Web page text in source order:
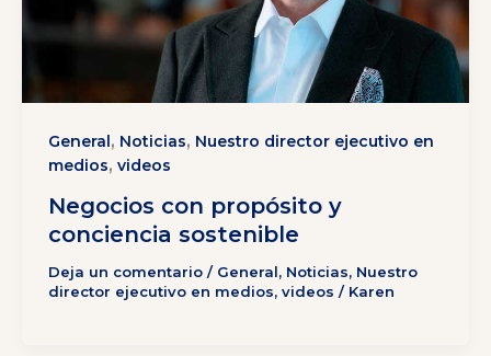
General, Noticias, Nuestro director ejecutivo en
medios, videos
Negocios con propósito y
conciencia sostenible
Deja un comentario / General, Noticias, Nuestro
director ejecutivo en medios, videos / Karen